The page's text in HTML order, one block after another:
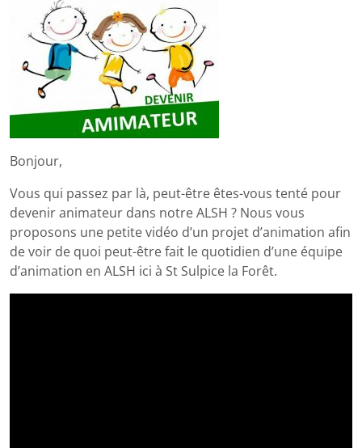
Bonjour,
Vous qui passez par là, peut-être êtes-vous tenté pour
devenir animateur dans notre ALSH ? Nous vous
proposons une petite vidéo d’un projet d’animation afin
de voir de quoi peut-être fait le quotidien d’une équipe
d’animation en ALSH ici à St Sulpice la Forêt.